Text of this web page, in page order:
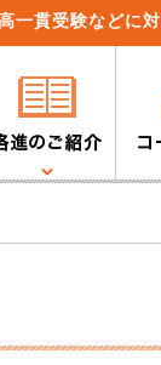
貫受験などに